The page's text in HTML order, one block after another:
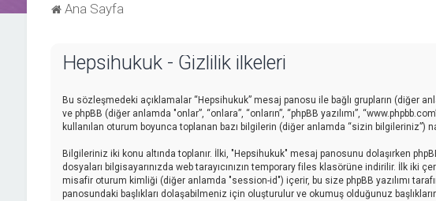
Ana Sayfa
Hepsihukuk - Gizlilik ilkeleri
Bu sözleşmedeki açıklamalar “Hepsihukuk” mesaj panosu ile bağlı grupların (diğer
ve phpBB (diğer anlamda "onlar”, “onlara”, “onların”, “phpBB yazılımı”,
kullanılan oturum boyunca toplanan bazı bilgilerin (diğer anlamda “sizin bilgileriniz”)
Bilgileriniz iki konu altında toplanır. İlki, "Hepsihukuk" mesaj panosunu dolaşırken
dosyaları bilgisayarınızda web tarayıcınızın temporary files klasörüne indirilir. İlk iki
misafir oturum kimliği (diğer anlamda "session-id") içerir, bu size phpBB yazılımı
panosundaki başlıkları dolaşabilmeniz için oluşturulur ve okumuş olduğunuz